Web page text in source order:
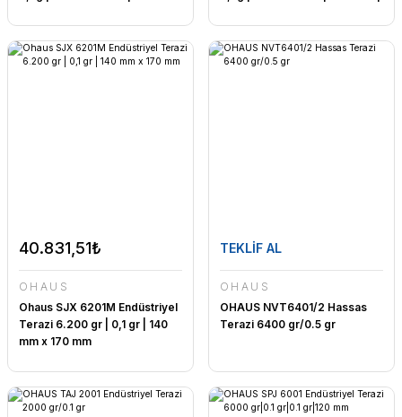
40.831,51₺
OHAUS
Ohaus SJX 6201M Endüstriyel
Terazi 6.200 gr | 0,1 gr | 140
mm x 170 mm
TEKLİF AL
OHAUS
OHAUS NVT6401/2 Hassas
Terazi 6400 gr/0.5 gr